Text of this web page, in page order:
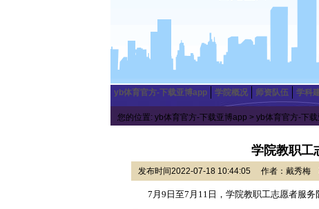
yb体育官方-下载亚博app 学院概况 师资队伍 学科
您的位置: yb体育官方-下载亚博app > yb体育官方-下
学院教职工
发布时间2022-07-18 10:44:05 作者：戴秀梅
7 月 9 日至7 月 11 日，学院教职工志愿者服务